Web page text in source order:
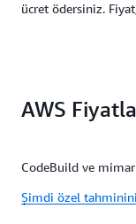
ücret ödersiniz.
AWS
CodeBuild ve
Şimdi özel